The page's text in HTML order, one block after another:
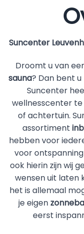
Suncenter
Droomt u van
sauna? Dan bent
Suncenter
wellnesscenter
of achtertuin.
assortiment
hebben voor
voor
ook hierin zijn wij
wensen uit laten
het is allemaal
je eigen
eerst